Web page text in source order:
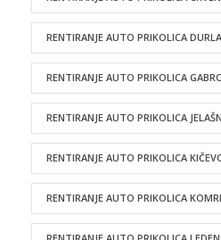
RENTIRANJE AUTO PRIKOLICA
RENTIRANJE AUTO PRIKOLICA
RENTIRANJE AUTO PRIKOLICA
RENTIRANJE AUTO PRIKOLICA
RENTIRANJE AUTO PRIKOLICA